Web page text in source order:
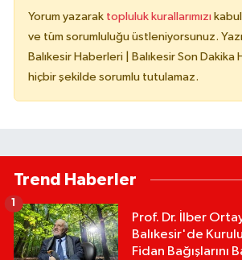
Yorum yazarak topluluk kurallarımızı
ve tüm sorumluluğu üstleniyorsunuz.
Balıkesir Haberleri | Balıkesir Son Dakika
hiçbir şekilde sorumlu tutulamaz.
Trend Haberler
Prof. Dr. İlber
Balıkesir'de
Fidan Bağışlarını
1